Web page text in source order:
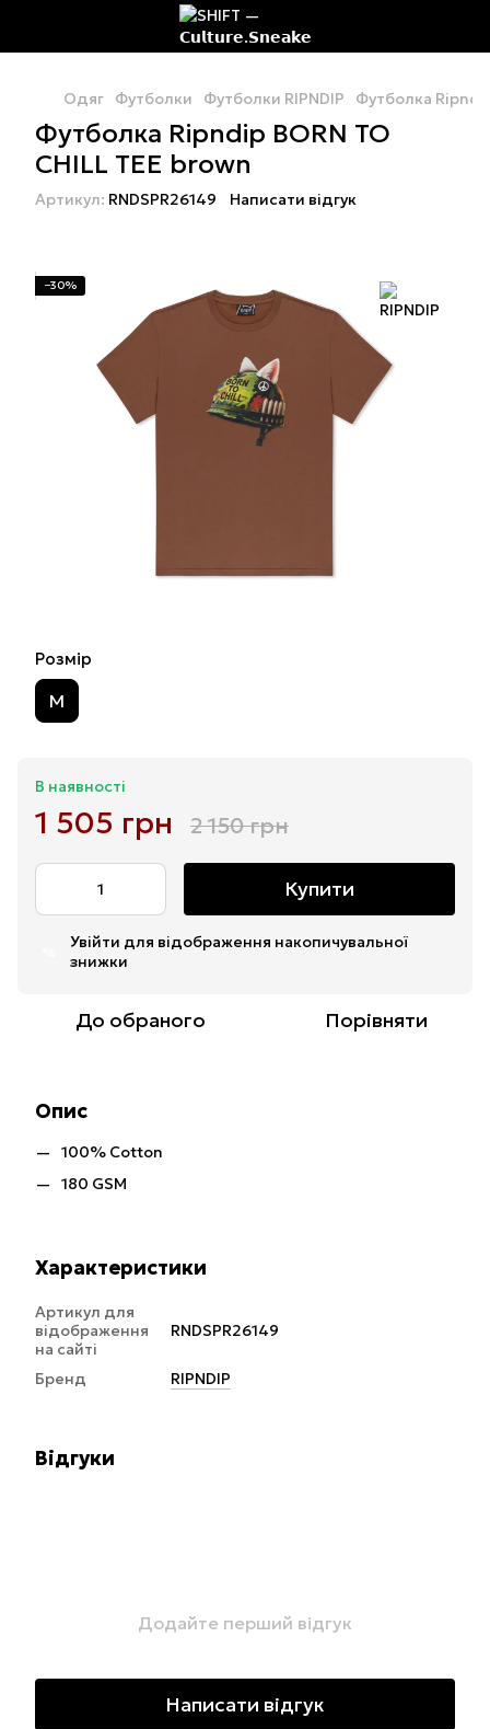
Одяг Футболки Футболки RIPNDIP Футболка
Футболка Ripndip BORN TO
CHILL TEE brown
Артикул: RNDSPR26149 Написати відгук
−30%
Розмір
M
В наявності
1 505 грн 2 150 грн
Купити
Увійти для відображення накопичувальної
знижки
До обраного Порівняти
Опис
100% Cotton
180 GSM
Характеристики
Артикул для
відображення
на сайті
RNDSPR26149
Бренд RIPNDIP
Відгуки
Додайте перший відгук
Написати відгук